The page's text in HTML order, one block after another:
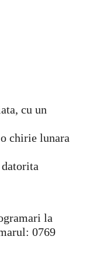
cu un
chirie lunara
la
0769